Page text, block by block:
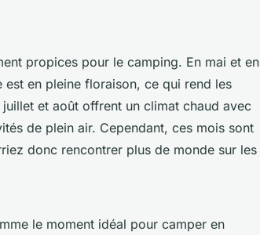
propices pour le camping. En mai et en
est en pleine floraison, ce qui rend les
et août offrent un climat chaud avec
de plein air. Cependant, ces mois sont
donc rencontrer plus de monde sur les
le moment idéal pour camper en